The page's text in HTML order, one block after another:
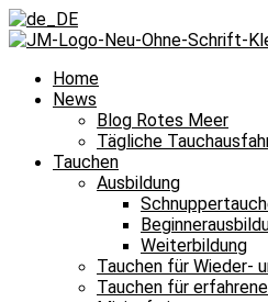
Home
News
Blog Rotes Meer
Tägliche
Tauchen
Ausbildung
Weiterbildung
Tauchen für Wieder-
Tauchen für